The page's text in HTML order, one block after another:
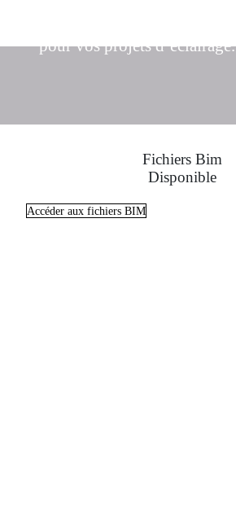
pour vos projets d’éclairage.
Fichiers Bim
Disponible
Accéder aux fichiers BIM